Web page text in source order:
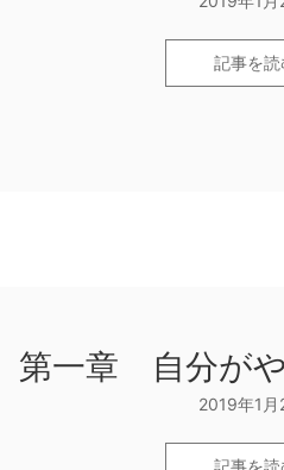
記事を読
第一章 自分が
2019年1月
記事を読